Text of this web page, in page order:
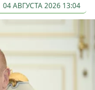
04 АВГУСТА 2026 13:04